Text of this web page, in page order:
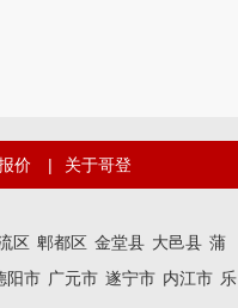
价 | 关于哥登
区 郫都区 金堂县 大邑县 蒲
阳市 广元市 遂宁市 内江市 乐